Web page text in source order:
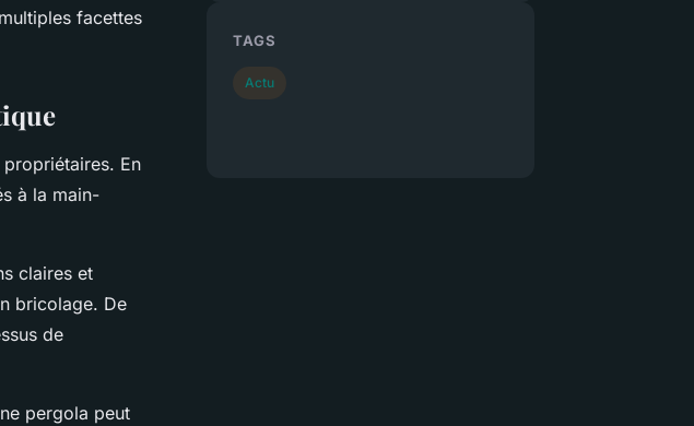
facettes
En
à la main-
claires et
bricolage. De
de
pergola peut
TAGS
Actu